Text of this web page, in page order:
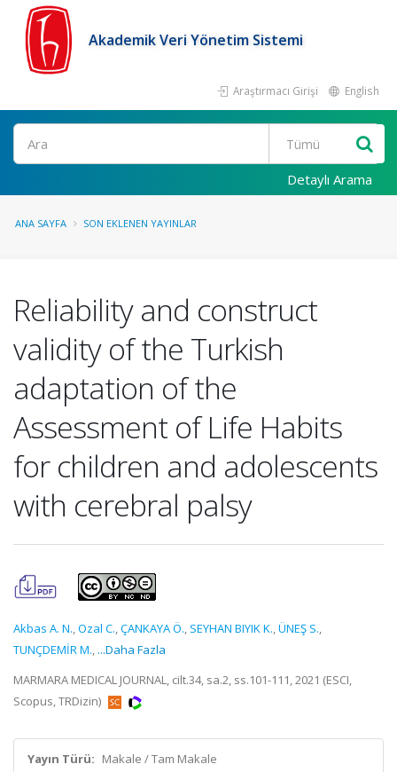
Akademik Veri Yönetim Sistemi
Araştırmacı Girişi English
Ara
Detaylı Arama
ANA SAYFA SON EKLENEN YAYINLAR
Reliability and construct
validity of the Turkish
adaptation of the
Assessment of Life Habits
for children and adolescents
with cerebral palsy
Akbas A. N.,Ozal C.,ÇANKAYA Ö., SEYHAN BIYIK K.,ÜNEŞ S.,
TUNÇDEMİR M., ...Daha Fazla
MARMARA MEDICAL JOURNAL, cilt.34, sa.2, ss.101-111, 2021 (ESCI,
Scopus, TRDizin)
Yayın Türü: Makale / Tam Makale